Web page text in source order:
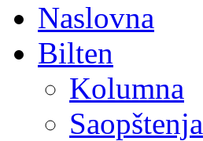
Naslovna
Bilten
Kolumna
Saopštenja